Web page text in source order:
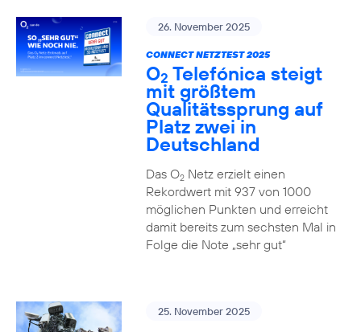
26. November 2025
CONNECT NETZTEST 2025
O2 Telefónica steigt
mit größtem
Qualitätssprung auf
Platz zwei in
Deutschland
Das O2Netz erzielt einen
Rekordwert mit 937 von 1000
möglichen Punkten und erreicht
damit bereits zum sechsten Mal in
Folge die Note „sehr gut“
25. November 2025